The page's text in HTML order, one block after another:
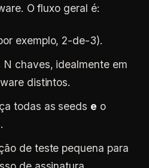
O fluxo geral é:
exemplo, 2-de-3).
chaves, idealmente em
distintos.
todas as seeds e o
de teste pequena para